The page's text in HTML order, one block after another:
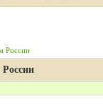
России